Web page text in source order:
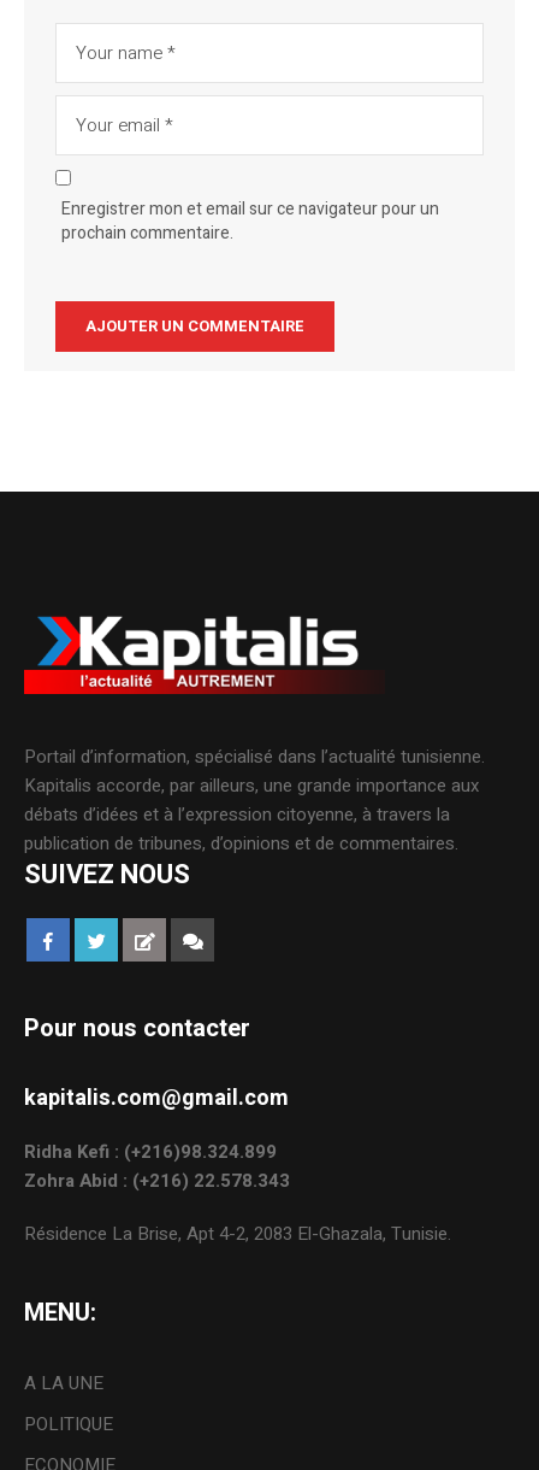
Enregistrer mon et email sur ce navigateur pour un
prochain commentaire.
Portail d’information, spécialisé dans l’actualité tunisienne.
Kapitalis accorde, par ailleurs, une grande importance aux
débats d’idées et à l’expression citoyenne, à travers la
publication de tribunes, d’opinions et de commentaires.
SUIVEZ NOUS
Pour nous contacter
kapitalis.com@gmail.com
Ridha Kefi : (+216)98.324.899
Zohra Abid : (+216) 22.578.343
Résidence La Brise, Apt 4-2, 2083 El-Ghazala, Tunisie.
MENU:
A LA UNE
POLITIQUE